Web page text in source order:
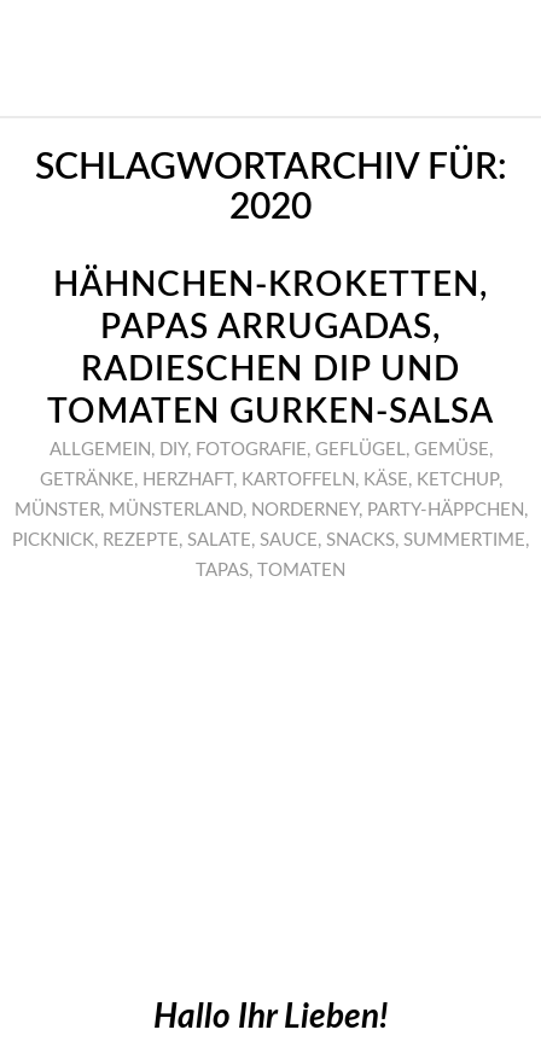
SCHLAGWORTARCHIV FÜR:
2020
HÄHNCHEN-KROKETTEN,
PAPAS ARRUGADAS,
RADIESCHEN DIP UND
TOMATEN GURKEN-SALSA
ALLGEMEIN , DIY, FOTOGRAFIE, GEFLÜGEL, GEMÜSE,
GETRÄNKE, HERZHAFT , KARTOFFELN , KÄSE, KETCHUP,
MÜNSTER, MÜNSTERLAND, NORDERNEY, PARTY-HÄPPCHEN ,
PICKNICK, REZEPTE, SALATE, SAUCE, SNACKS, SUMMERTIME,
TAPAS, TOMATEN
Hallo Ihr Lieben!